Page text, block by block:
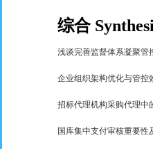
综合
浅谈完善监督体系凝聚管
企业组织架构优化与管控
招标代理机构采购代理中
国库集中支付审核重要性